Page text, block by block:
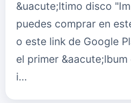
&uacute;ltimo disco
puedes comprar en
o este link de Google
el primer
i…